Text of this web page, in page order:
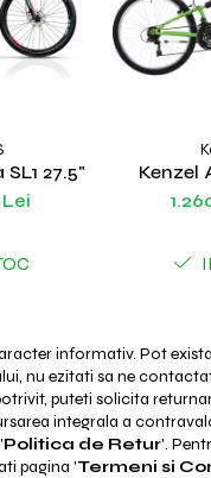
27.5"
Lei
Kenzel
informativ. Pot
nu ezitati sa ne
puteti solicita
integrala a
Politica de Retur'.
pagina 'Termeni si